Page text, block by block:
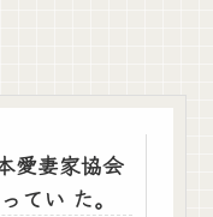
愛妻家協会
てい た。